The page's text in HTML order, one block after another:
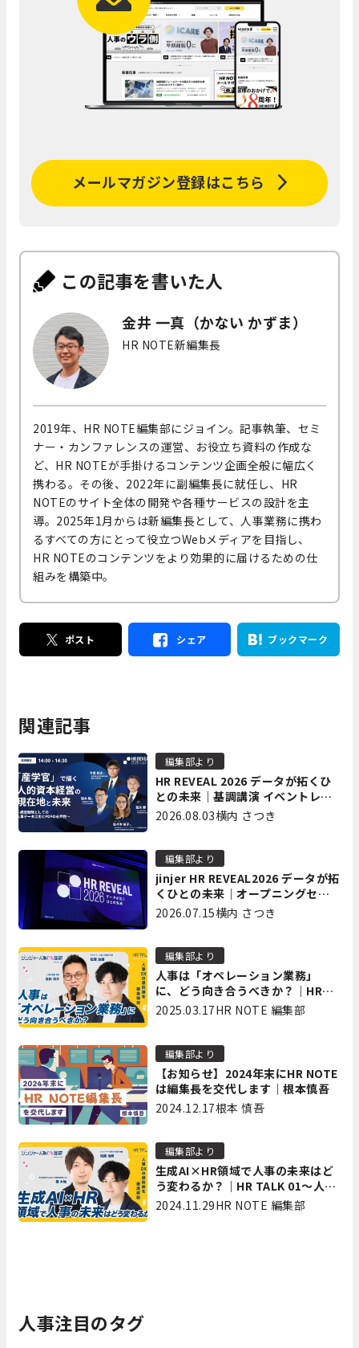
メールマガジン登録はこちら
この記事を書いた人
金井 一真（かない かずま）
HR NOTE新編集長
2019年、HR NOTE編集部にジョイン。記事執筆、セミ
ナー・カンファレンスの運営、お役立ち資料の作成な
ど、HR NOTEが手掛けるコンテンツ企画全般に幅広く
携わる。その後、2022年に副編集長に就任し、HR
NOTEのサイト全体の開発や各種サービスの設計を主
導。2025年1月からは新編集長として、人事業務に携わ
るすべての方にとって役立つWebメディアを目指し、
HR NOTEのコンテンツをより効果的に届けるための仕
組みを構築中。
ポスト シェア ブックマーク
関連記事
HR REVEAL 2026 データが拓くひ
との未来｜基調講演 イベントレポ
ート後編
編集部より
2026.08.03横内 さつき
jinjer HR REVEAL2026 データが拓
くひとの未来｜オープニングセッ
ション イベントレポート前編
編集部より
2026.07.15横内 さつき
人事は「オペレーション業務」
に、どう向き合うべきか？｜HR
TALK 02～人事DXの最前線を徹底
編集部より
2025.03.17HR NOTE 編集部
【お知らせ】2024年末にHR NOTE
は編集長を交代します｜根本慎吾
編集部より
2024.12.17根本 慎吾
生成AI×HR領域で人事の未来はど
う変わるか？｜HR TALK 01～人事
DXの最前線を徹底解剖～
編集部より
2024.11.29HR NOTE 編集部
人事注目のタグ